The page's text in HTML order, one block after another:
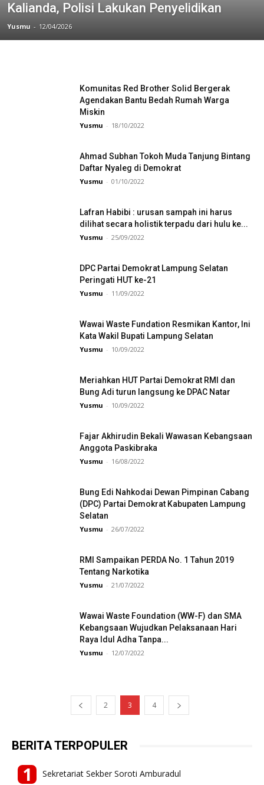
Kalianda, Polisi Lakukan Penyelidikan
Yusmu - 12/04/2026
Komunitas Red Brother Solid Bergerak
Agendakan Bantu Bedah Rumah Warga
Miskin
Yusmu - 18/10/2022
Ahmad Subhan Tokoh Muda Tanjung Bintang
Daftar Nyaleg di Demokrat
Yusmu - 01/10/2022
Lafran Habibi : urusan sampah ini harus
dilihat secara holistik terpadu dari hulu ke...
Yusmu - 25/09/2022
DPC Partai Demokrat Lampung Selatan
Peringati HUT ke-21
Yusmu - 11/09/2022
Wawai Waste Fundation Resmikan Kantor, Ini
Kata Wakil Bupati Lampung Selatan
Yusmu - 10/09/2022
Meriahkan HUT Partai Demokrat RMI dan
Bung Adi turun langsung ke DPAC Natar
Yusmu - 10/09/2022
Fajar Akhirudin Bekali Wawasan Kebangsaan
Anggota Paskibraka
Yusmu - 16/08/2022
Bung Edi Nahkodai Dewan Pimpinan Cabang
(DPC) Partai Demokrat Kabupaten Lampung
Selatan
Yusmu - 26/07/2022
RMI Sampaikan PERDA No. 1 Tahun 2019
Tentang Narkotika
Yusmu - 21/07/2022
Wawai Waste Foundation (WW-F) dan SMA
Kebangsaan Wujudkan Pelaksanaan Hari
Raya Idul Adha Tanpa...
Yusmu - 12/07/2022
2 3 4
BERITA TERPOPULER
Sekretariat Sekber Soroti Amburadul